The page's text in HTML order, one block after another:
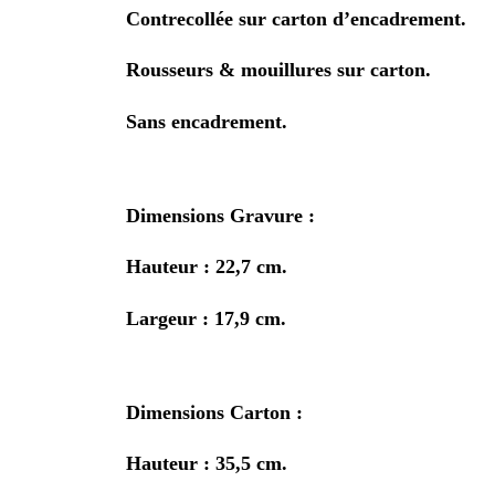
Contrecollée sur carton d’encadrement.
Rousseurs & mouillures sur carton.
Sans encadrement.
Dimensions Gravure :
Hauteur : 22,7 cm.
Largeur : 17,9 cm.
Dimensions Carton :
Hauteur : 35,5 cm.